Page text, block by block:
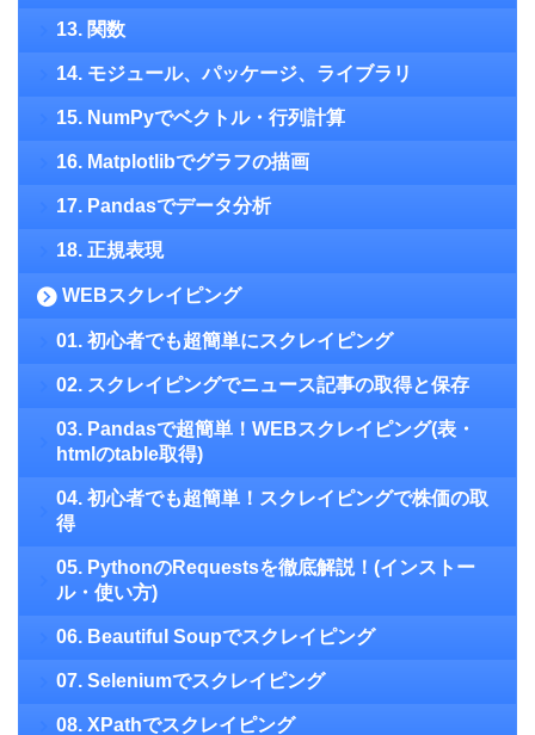
13. 関数
14. モジュール、パッケージ、ライブラリ
15. NumPyでベクトル・行列計算
16. Matplotlibでグラフの描画
17. Pandasでデータ分析
18. 正規表現
WEBスクレイピング
01. 初心者でも超簡単にスクレイピング
02. スクレイピングでニュース記事の取得と保存
03. Pandasで超簡単！WEBスクレイピング(表・
htmlのtable取得)
04. 初心者でも超簡単！スクレイピングで株価の取
得
05. PythonのRequestsを徹底解説！(インストー
ル・使い方)
06. Beautiful Soupでスクレイピング
07. Seleniumでスクレイピング
08. XPathでスクレイピング